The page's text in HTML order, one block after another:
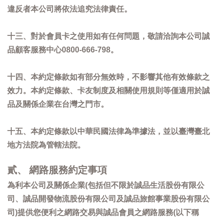
違反者本公司將依法追究法律責任。
十三、對於會員卡之使用如有任何問題，敬請洽詢本公司誠
品顧客服務中心0800-666-798。
十四、本約定條款如有部分無效時，不影響其他有效條款之
效力。本約定條款、卡友制度及相關使用規則等僅適用於誠
品及關係企業在台灣之門市。
十五、本約定條款以中華民國法律為準據法，並以臺灣臺北
地方法院為管轄法院。
貳、 網路服務約定事項
為利本公司及關係企業(包括但不限於誠品生活股份有限公
司、誠品開發物流股份有限公司及誠品旅館事業股份有限公
司)提供您便利之網路交易與誠品會員之網路服務(以下稱